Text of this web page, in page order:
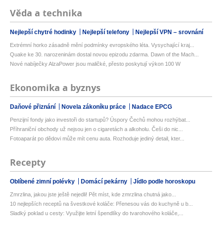
Věda a technika
Nejlepší chytré hodinky Nejlepší telefony Nejlepší VPN – srovnání
Extrémní horko zásadně mění podmínky evropského léta. Vysychající kraj...
Quake ke 30. narozeninám dostal novou epizodu zdarma. Dawn of the Mach...
Nové nabíječky AlzaPower jsou maličké, přesto poskytují výkon 100 W
Ekonomika a byznys
Daňové přiznání Novela zákoníku práce Nadace EPCG
Penzijní fondy jako investoři do startupů? Úspory Čechů mohou rozhýbat...
Příhraniční obchody už nejsou jen o cigaretách a alkoholu. Češi do nic...
Fotoaparát po dědovi může mít cenu auta. Rozhoduje jediný detail, kter...
Recepty
Oblíbené zimní polévky Domácí pekárny Jídlo podle horoskopu
Zmrzlina, jakou jste ještě nejedli! Pět míst, kde zmrzlina chutná jako...
10 nejlepších receptů na švestkové koláče: Přenesou vás do kuchyně u b...
Sladký poklad u cesty: Využijte letní špendlíky do tvarohového koláče,...